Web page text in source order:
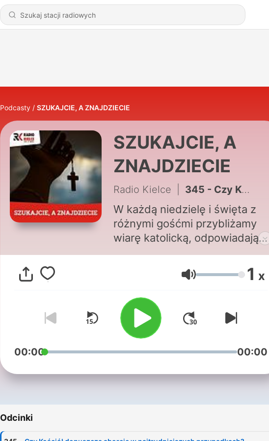
Podcasty SZUKAJCIE, A ZNAJDZIECIE
SZUKAJCIE, A
ZNAJDZIECIE
Radio Kielce 345 - Czy Kościół dopuszcza aborcję w najtrudniejszych przypadkach?
W każdą niedzielę i święta z
różnymi gośćmi przybliżamy
wiarę katolicką, odpowiadając
na trudne pytania i wyjaśniając
podstawowe pojęcia. Wśród
naszych ekspertów są: ojciec
Jan Strumiłowski - doktor
teologii dogmatycznej z
Archiopactwa Cystersów w
Jędrzejowie i ksiądz profesor
Miłosz Hołda - filozof z
Jana Pawła II. Masz własne
odpowiedzieliśmy w
zadać, pisząc na adres:
Głośność 1 x
00:00 00:00
Odcinki